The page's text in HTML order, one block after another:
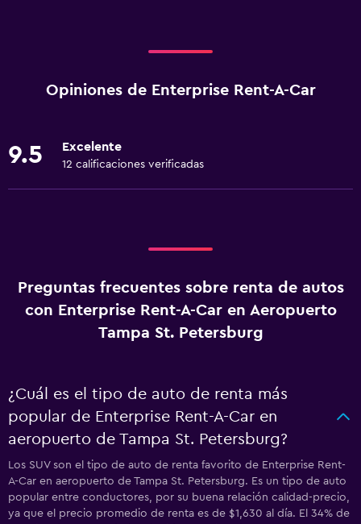
Opiniones de Enterprise Rent-A-Car
9.5 Excelente
12 calificaciones verificadas
Preguntas frecuentes sobre renta de autos
con Enterprise Rent-A-Car en Aeropuerto
Tampa St. Petersburg
¿Cuál es el tipo de auto de renta más
popular de Enterprise Rent-A-Car en
aeropuerto de Tampa St. Petersburg?
Los SUV son el tipo de auto de renta favorito de Enterprise Rent-
A-Car en aeropuerto de Tampa St. Petersburg. Es un tipo de auto
popular entre conductores, por su buena relación calidad-precio,
ya que el precio promedio de renta es de $1,630 al día. El 34% de